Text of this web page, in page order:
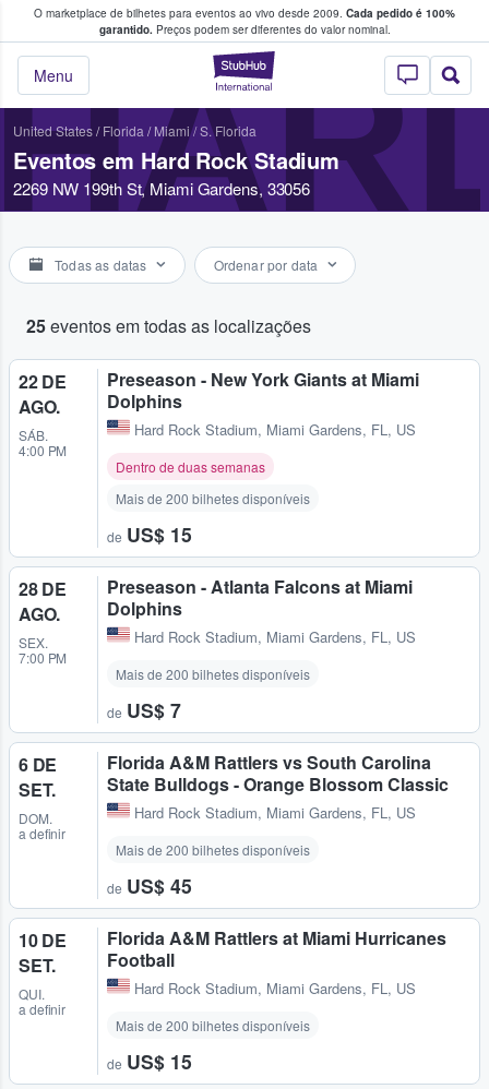
O marketplace de bilhetes para eventos ao vivo desde 2009. Cada pedido é 100%
garantido.Preços podem ser diferentes do valor nominal.
StubHub – onde
Menu
fãs compram e vendem bilhetes
United States/ Florida / Miami / S. Florida
Eventos em Hard Rock Stadium
2269 NW 199th St, Miami Gardens, 33056
Todas as datas Ordenar por data
25eventos em todas as localizações
22 DE
AGO.
SÁB.
4:00 PM
Preseason - New York Giants at Miami
Dolphins
Hard Rock Stadium, Miami Gardens, FL, US
Dentro de duas semanas
Mais de 200 bilhetes disponíveis
de US$ 15
28 DE
AGO.
SEX.
7:00 PM
Preseason - Atlanta Falcons at Miami
Dolphins
Hard Rock Stadium, Miami Gardens, FL, US
Mais de 200 bilhetes disponíveis
de US$ 7
6 DE
SET.
DOM.
a definir
Florida A&M Rattlers vs South Carolina
State Bulldogs - Orange Blossom Classic
Hard Rock Stadium, Miami Gardens, FL, US
Mais de 200 bilhetes disponíveis
de US$ 45
10 DE
SET.
QUI.
a definir
Florida A&M Rattlers at Miami Hurricanes
Football
Hard Rock Stadium, Miami Gardens, FL, US
Mais de 200 bilhetes disponíveis
de US$ 15